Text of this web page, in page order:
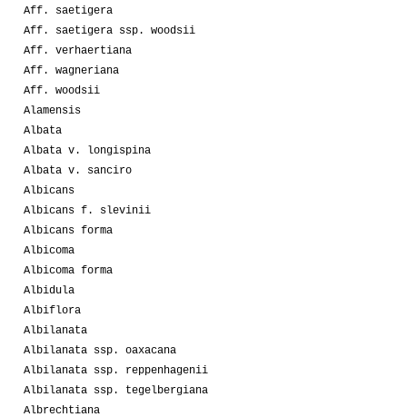
Aff. saetigera
Aff. saetigera ssp. woodsii
Aff. verhaertiana
Aff. wagneriana
Aff. woodsii
Alamensis
Albata
Albata v. longispina
Albata v. sanciro
Albicans
Albicans f. slevinii
Albicans forma
Albicoma
Albicoma forma
Albidula
Albiflora
Albilanata
Albilanata ssp. oaxacana
Albilanata ssp. reppenhagenii
Albilanata ssp. tegelbergiana
Albrechtiana